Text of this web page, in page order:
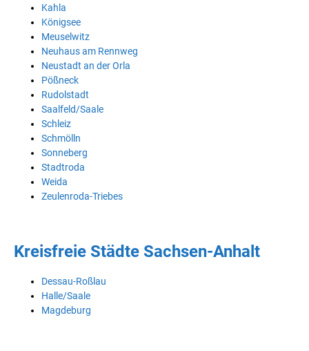
Kahla
Königsee
Meuselwitz
Neuhaus am Rennweg
Neustadt an der Orla
Pößneck
Rudolstadt
Saalfeld/Saale
Schleiz
Schmölln
Sonneberg
Stadtroda
Weida
Zeulenroda-Triebes
Kreisfreie Städte Sachsen-Anhalt
Dessau-Roßlau
Halle/Saale
Magdeburg